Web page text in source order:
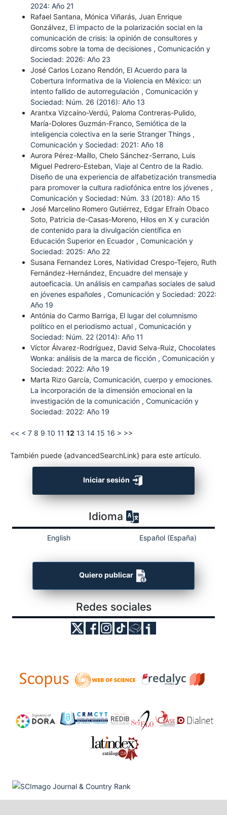
2024: Año 21
Rafael Santana, Mónica Viñarás, Juan Enrique
Gonzálvez, El impacto de la polarización social en la
comunicación de crisis: la opinión de consultores y
dircoms sobre la toma de decisiones , Comunicación y
Sociedad: 2026: Año 23
José Carlos Lozano Rendón, El Acuerdo para la
Cobertura Informativa de la Violencia en México: un
intento fallido de autorregulación , Comunicación y
Sociedad: Núm. 26 (2016): Año 13
Arantxa Vizcaíno-Verdú, Paloma Contreras-Pulido,
María-Dolores Guzmán-Franco, Semiótica de la
inteligencia colectiva en la serie Stranger Things ,
Comunicación y Sociedad: 2021: Año 18
Aurora Pérez-Maíllo, Chelo Sánchez-Serrano, Luis
Miguel Pedrero-Esteban, Viaje al Centro de la Radio.
Diseño de una experiencia de alfabetización transmedia
para promover la cultura radiofónica entre los jóvenes ,
Comunicación y Sociedad: Núm. 33 (2018): Año 15
José Marcelino Romero Gutiérrez, Edgar Efraín Obaco
Soto, Patricia de-Casas-Moreno, Hilos en X y curación
de contenido para la divulgación científica en
Educación Superior en Ecuador , Comunicación y
Sociedad: 2025: Año 22
Susana Fernandez Lores, Natividad Crespo-Tejero, Ruth
Fernández-Hernández, Encuadre del mensaje y
autoeficacia. Un análisis en campañas sociales de salud
en jóvenes españoles , Comunicación y Sociedad: 2022:
Año 19
Antónia do Carmo Barriga, El lugar del columnismo
político en el periodismo actual , Comunicación y
Sociedad: Núm. 22 (2014): Año 11
Víctor Álvarez-Rodríguez, David Selva-Ruiz, Chocolates
Wonka: análisis de la marca de ficción , Comunicación y
Sociedad: 2022: Año 19
Marta Rizo García, Comunicación, cuerpo y emociones.
La incorporación de la dimensión emocional en la
investigación de la comunicación , Comunicación y
Sociedad: 2022: Año 19
<< < 7 8 9 10 11 12 13 14 15 16 > >>
También puede {advancedSearchLink} para este artículo.
Iniciar sesión
Idioma
English Español (España)
Quiero publicar
Redes sociales